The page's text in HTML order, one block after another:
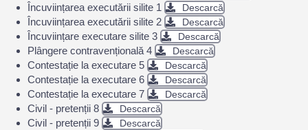
Încuviințarea executării silite 1 Descarcă
Încuviințarea executării silite 2 Descarcă
Încuviințare executare silite 3 Descarcă
Plângere contravențională 4 Descarcă
Contestație la executare 5 Descarcă
Contestație la executare 6 Descarcă
Contestație la executare 7 Descarcă
Civil - pretenții 8 Descarcă
Civil - pretenții 9 Descarcă